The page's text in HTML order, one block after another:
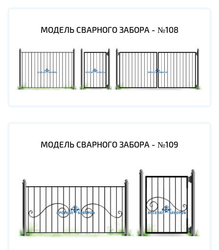
МОДЕЛЬ СВАРНОГО ЗАБОРА - №108
МОДЕЛЬ СВАРНОГО ЗАБОРА - №109